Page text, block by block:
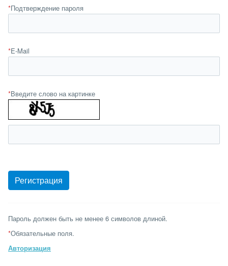
*Подтверждение пароля
*E-Mail
*Введите слово на картинке
Пароль должен быть не менее 6 символов длиной.
*Обязательные поля.
Авторизация